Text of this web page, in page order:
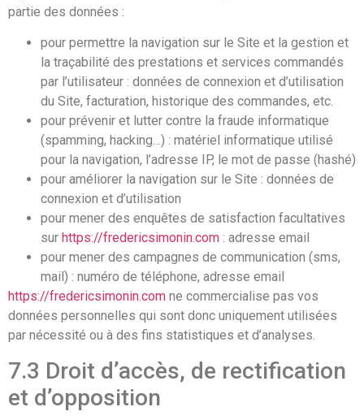
partie des données :
pour permettre la navigation sur le Site et la gestion et
la traçabilité des prestations et services commandés
par l’utilisateur : données de connexion et d’utilisation
du Site, facturation, historique des commandes, etc.
pour prévenir et lutter contre la fraude informatique
(spamming, hacking…) : matériel informatique utilisé
pour la navigation, l’adresse IP, le mot de passe (hashé)
pour améliorer la navigation sur le Site : données de
connexion et d’utilisation
pour mener des enquêtes de satisfaction facultatives
sur https://fredericsimonin.com : adresse email
pour mener des campagnes de communication (sms,
mail) : numéro de téléphone, adresse email
https://fredericsimonin.com ne commercialise pas vos
données personnelles qui sont donc uniquement utilisées
par nécessité ou à des fins statistiques et d’analyses.
7.3 Droit d’accès, de rectification
et d’opposition